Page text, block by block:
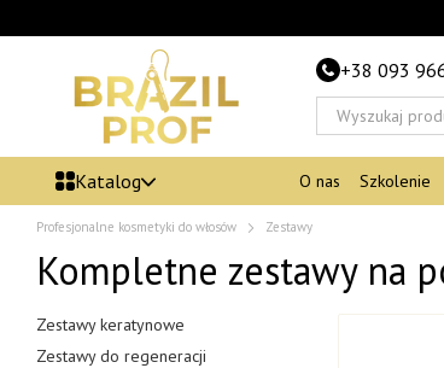
+38 093
Katalog O nas Szkolenie
Profesjonalne kosmetyki do włosów Zestawy
Kompletne zestawy na
Zestawy keratynowe
Zestawy do regeneracji